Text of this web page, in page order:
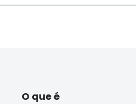
O que é